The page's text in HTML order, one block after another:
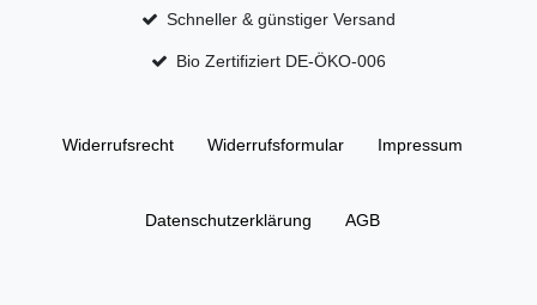
Schneller & günstiger Versand
Bio Zertifiziert DE-ÖKO-006
Widerrufs­recht Widerrufs­formular Impressum
Daten­schutz­erklärung AGB